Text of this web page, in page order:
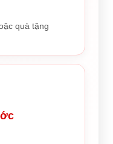
quà tặng